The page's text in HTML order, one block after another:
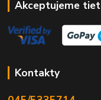
Akceptujeme
Kontakty